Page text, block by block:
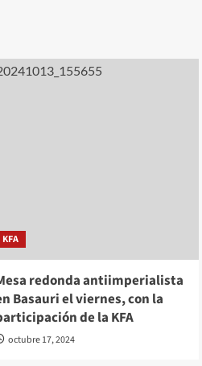
KFA
redonda antiimperialista
Basauri el viernes, con la
de la KFA
octubre 17, 2024